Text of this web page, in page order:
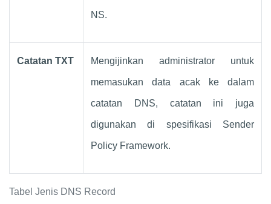
Tabel Jenis DNS Record
NS.
Catatan TXT Mengijinkan administrator untuk
memasukan data acak ke dalam
catatan DNS, catatan ini juga
digunakan di spesifikasi Sender
Policy Framework.